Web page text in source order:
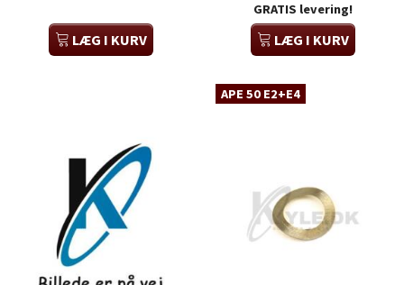
LÆG I KURV
GRATIS levering!
LÆG I KURV
APE 50 E2+E4